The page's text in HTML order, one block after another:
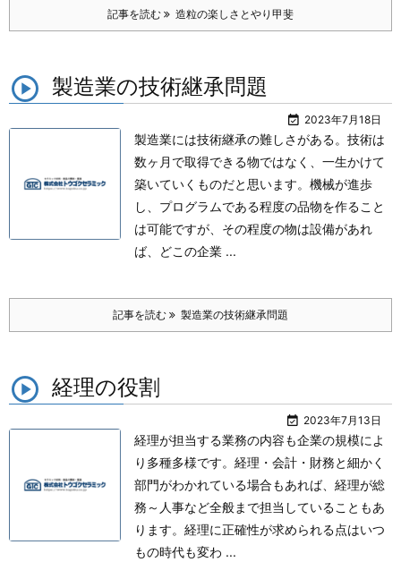
記事を読む 造粒の楽しさとやり甲斐
製造業の技術継承問題
 2023年7月18日
製造業には技術継承の難しさがある。技術は
数ヶ月で取得できる物ではなく、一生かけて
築いていくものだと思います。機械が進歩
し、プログラムである程度の品物を作ること
は可能ですが、その程度の物は設備があれ
ば、どこの企業 ...
記事を読む 製造業の技術継承問題
経理の役割
 2023年7月13日
経理が担当する業務の内容も企業の規模によ
り多種多様です。経理・会計・財務と細かく
部門がわかれている場合もあれば、経理が総
務～人事など全般まで担当していることもあ
ります。経理に正確性が求められる点はいつ
もの時代も変わ ...